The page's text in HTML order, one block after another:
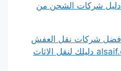
alsaif.co.uk دليل شركات الشحن من
أفضل شركات نقل العفش
بالدمام alsaif.co.uk دليلك لنقل الاثاث